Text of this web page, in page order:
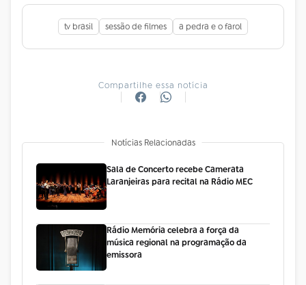
tv brasil sessão de filmes a pedra e o farol
Compartilhe essa notícia
Notícias Relacionadas
Sala de Concerto recebe Camerata
Laranjeiras para recital na Rádio MEC
Rádio Memória celebra a força da
música regional na programação da
emissora